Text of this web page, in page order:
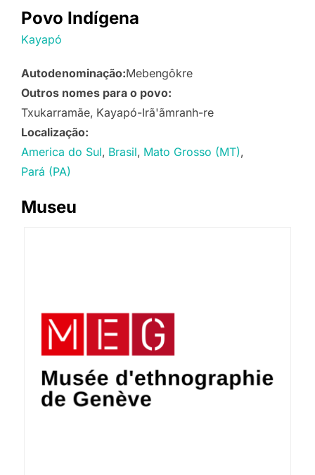
Povo Indígena
Kayapó
Autodenominação:Mebengôkre
Outros nomes para o povo:
Txukarramãe Kayapó-Irã'ãmranh-re
Localização:
America do Sul Brasil Mato Grosso (MT)
Pará (PA)
Museu